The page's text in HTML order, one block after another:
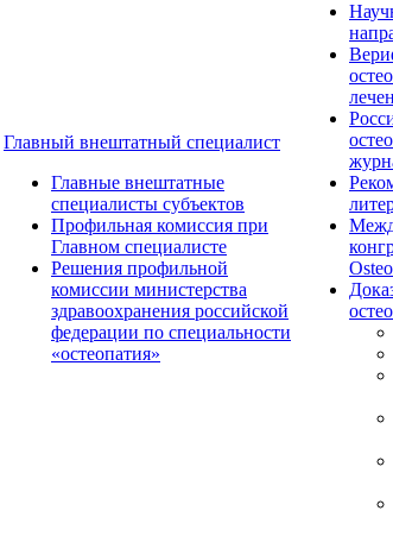
Главный внештатный специалист
Главные внештатные
специалисты субъектов
Профильная комиссия при
Главном специалисте
Решения профильной
комиссии министерства
здравоохранения российской
федерации по специальности
«остеопатия»